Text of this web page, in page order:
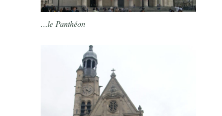
…le Panthéon